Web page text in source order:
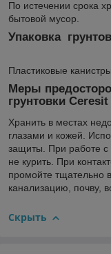
По истечении срока
бытовой мусор.
Упаковка
Пластиковые канистры
Меры
грунтовки Ceresit
Хранить в местах
глазами и кожей.
защиты. При работе с
не курить. При
промойте тщательно
канализацию, почву,
Скрыть